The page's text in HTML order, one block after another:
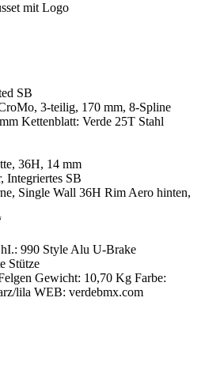
mit Logo
SB
3-teilig, 170 mm, 8-Spline
Kettenblatt: Verde 25T Stahl
36H, 14 mm
SB
Single Wall 36H Rim Aero hinten,
990 Style Alu U-Brake
Stütze
Gewicht: 10,70 Kg Farbe:
lila WEB: verdebmx.com